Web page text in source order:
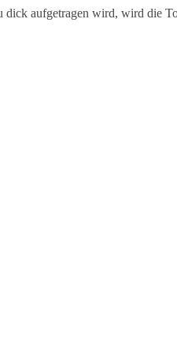
aufgetragen wird, wird die